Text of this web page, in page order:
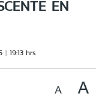
EN
19:13 hrs